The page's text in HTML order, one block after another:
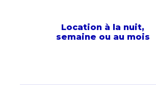
Location à la nuit,
semaine ou au mois